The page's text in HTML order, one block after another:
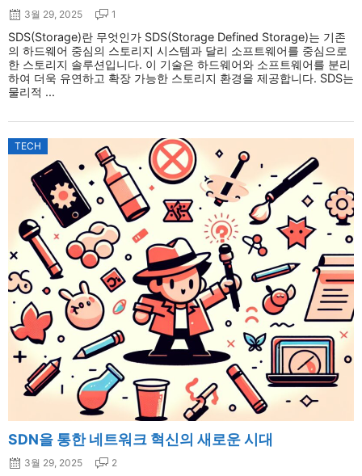
3월 29, 2025 1
SDS(Storage)란 무엇인가 SDS(Storage Defined Storage)는 기존
의 하드웨어 중심의 스토리지 시스템과 달리 소프트웨어를 중심으로
한 스토리지 솔루션입니다. 이 기술은 하드웨어와 소프트웨어를 분리
하여 더욱 유연하고 확장 가능한 스토리지 환경을 제공합니다. SDS는
물리적 ...
TECH
SDN을 통한 네트워크 혁신의 새로운 시대
3월 29, 2025 2